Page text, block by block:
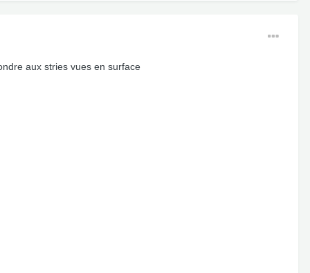
aux stries vues en surface